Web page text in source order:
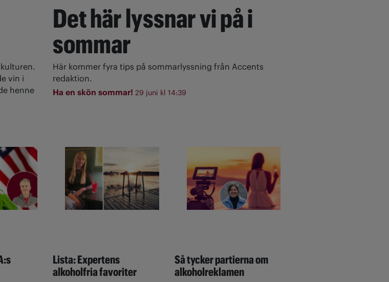
vin i
henne
Det här lyssnar vi på i
sommar
Här kommer fyra tips på sommarlyssning från Accents
redaktion.
Ha en skön sommar! 29 juni kl 14:39
Lista: Expertens
alkoholfria favoriter
Så tycker partierna om
alkoholreklamen